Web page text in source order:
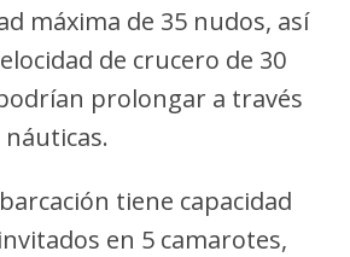
máxima de 35 nudos, así
de crucero de 30
prolongar a través
náuticas.
tiene capacidad
en 5 camarotes,